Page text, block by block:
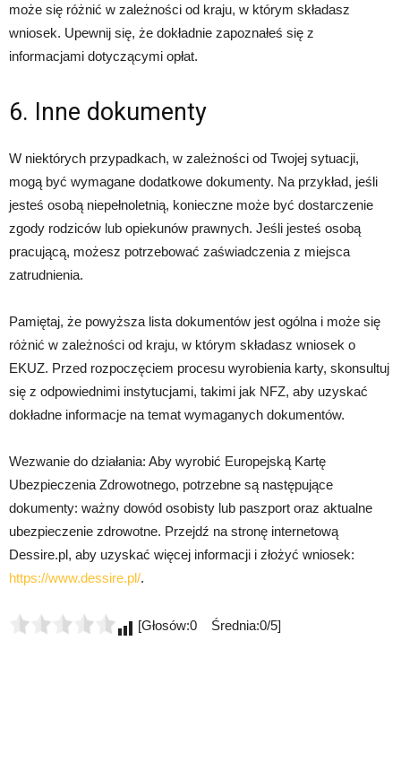
może się różnić w zależności od kraju, w którym składasz
wniosek. Upewnij się, że dokładnie zapoznałeś się z
informacjami dotyczącymi opłat.
6. Inne dokumenty
W niektórych przypadkach, w zależności od Twojej sytuacji,
mogą być wymagane dodatkowe dokumenty. Na przykład, jeśli
jesteś osobą niepełnoletnią, konieczne może być dostarczenie
zgody rodziców lub opiekunów prawnych. Jeśli jesteś osobą
pracującą, możesz potrzebować zaświadczenia z miejsca
zatrudnienia.
Pamiętaj, że powyższa lista dokumentów jest ogólna i może się
różnić w zależności od kraju, w którym składasz wniosek o
EKUZ. Przed rozpoczęciem procesu wyrobienia karty, skonsultuj
się z odpowiednimi instytucjami, takimi jak NFZ, aby uzyskać
dokładne informacje na temat wymaganych dokumentów.
Wezwanie do działania: Aby wyrobić Europejską Kartę
Ubezpieczenia Zdrowotnego, potrzebne są następujące
dokumenty: ważny dowód osobisty lub paszport oraz aktualne
ubezpieczenie zdrowotne. Przejdź na stronę internetową
Dessire.pl, aby uzyskać więcej informacji i złożyć wniosek:
https://www.dessire.pl/.
[Głosów:0 Średnia:0/5]